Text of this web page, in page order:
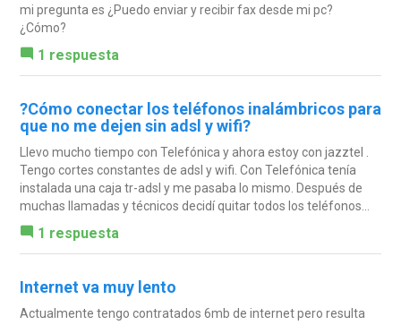
mi pregunta es ¿Puedo enviar y recibir fax desde mi pc?
¿Cómo?
1 respuesta
?Cómo conectar los teléfonos inalámbricos para
que no me dejen sin adsl y wifi?
Llevo mucho tiempo con Telefónica y ahora estoy con jazztel .
Tengo cortes constantes de adsl y wifi. Con Telefónica tenía
instalada una caja tr-adsl y me pasaba lo mismo. Después de
muchas llamadas y técnicos decidí quitar todos los teléfonos...
1 respuesta
Internet va muy lento
Actualmente tengo contratados 6mb de internet pero resulta